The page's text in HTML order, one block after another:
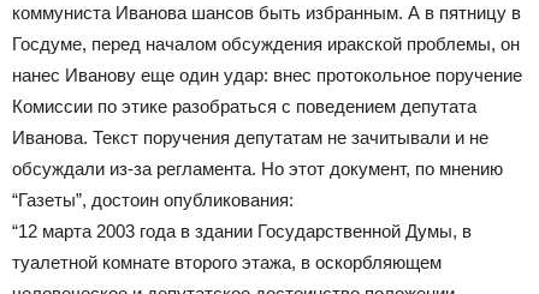
коммуниста Иванова шансов быть избранным. А в пятницу в
Госдуме, перед началом обсуждения иракской проблемы, он
нанес Иванову еще один удар: внес протокольное поручение
Комиссии по этике разобраться с поведением депутата
Иванова. Текст поручения депутатам не зачитывали и не
обсуждали из-за регламента. Но этот документ, по мнению
“Газеты”, достоин опубликования:
“12 марта 2003 года в здании Государственной Думы, в
туалетной комнате второго этажа, в оскорбляющем